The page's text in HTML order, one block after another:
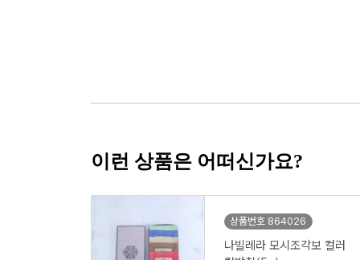
이런 상품은 어떠신가요?
상품번호 864026
나빌레라 모시조각보 컬러